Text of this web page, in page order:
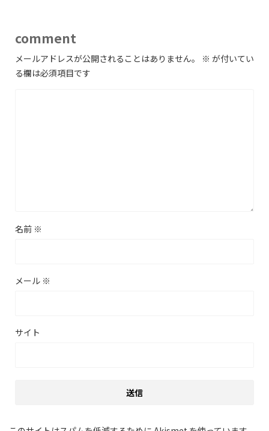
comment
メールアドレスが公開されることはありません。 ※ が付いてい
る欄は必須項目です
名前 ※
メール ※
サイト